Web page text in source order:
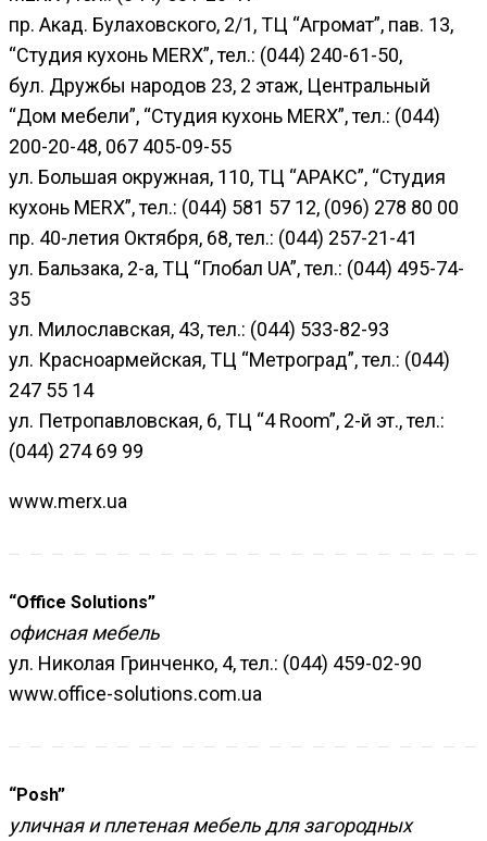
пр. Акад. Булаховского, 2/1, ТЦ “Агромат”, пав. 13,
“Студия кухонь MERX”, тел.: (044) 240-61-50,
бул. Дружбы народов 23, 2 этаж, Центральный
“Дом мебели”, “Студия кухонь MERX”, тел.: (044)
200-20-48, 067 405-09-55
ул. Большая окружная, 110, ТЦ “АРАКС”, “Студия
кухонь MERX”, тел.: (044) 581 57 12, (096) 278 80 00
пр. 40-летия Октября, 68, тел.: (044) 257-21-41
ул. Бальзака, 2-а, ТЦ “Глобал UA”, тел.: (044) 495-74-
35
ул. Милославская, 43, тел.: (044) 533-82-93
ул. Красноармейская, ТЦ “Метроград”, тел.: (044)
247 55 14
ул. Петропавловская, 6, ТЦ “4 Room”, 2-й эт., тел.:
(044) 274 69 99
www.merx.ua
“Office Solutions”
офисная мебель
ул. Николая Гринченко, 4, тел.: (044) 459-02-90
www.office-solutions.com.ua
“Posh”
уличная и плетеная мебель для загородных